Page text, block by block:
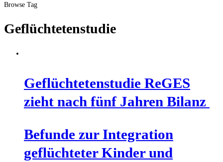
Browse Tag
Geflüchtetenstudie
Geflüch­te­ten­stu­die ReGES
zieht nach fünf Jah­ren Bilanz
Befun­de zur Inte­gra­ti­on
geflüch­te­ter Kin­der und